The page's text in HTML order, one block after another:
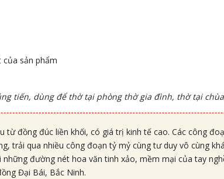
của sản phẩm
tiến, dùng để thờ tại phòng thờ gia đình, thờ tại
từ đồng đúc liền khối, có giá trị kinh tế cao. Các công
trải qua nhiều công đoạn tỷ mỷ cùng tư duy vô cùng
đường nét hoa văn tinh xảo, mềm mại của tay
Đại Bái, Bắc Ninh.